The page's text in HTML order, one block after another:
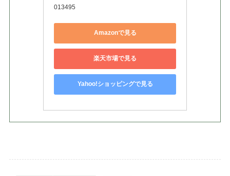
013495
Amazonで見る
楽天市場で見る
Yahoo!ショッピングで見る